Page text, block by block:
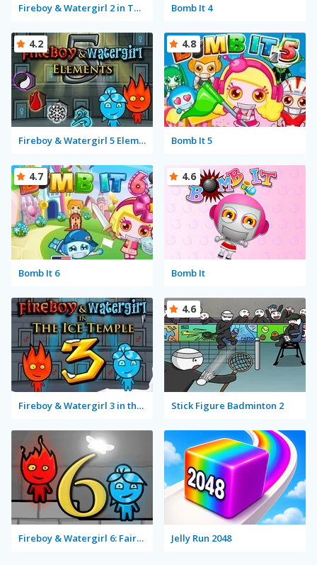
Fireboy & Watergirl 2 in The Light Temple Bomb It 4
Fireboy & Watergirl 5 Elements
4.2
Bomb It 5
4.8
Bomb It 6
4.7
Bomb It
4.6
Fireboy & Watergirl 3 in the Ice Temple Stick Figure Badminton 2
4.6
Fireboy & Watergirl 6: Fairy Tales Jelly Run 2048